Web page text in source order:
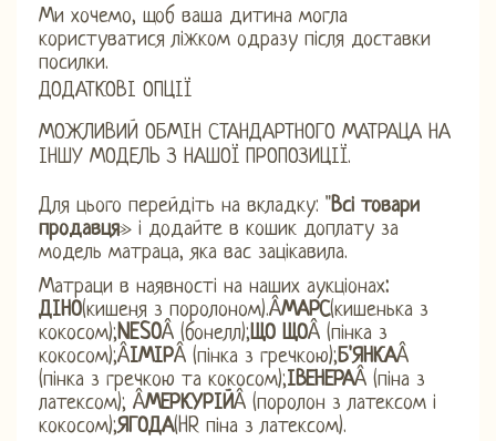
Ми хочемо, щоб ваша дитина могла
користуватися ліжком одразу після доставки
посилки.
ДОДАТКОВІ ОПЦІЇ
МОЖЛИВИЙ ОБМІН СТАНДАРТНОГО МАТРАЦА НА
ІНШУ МОДЕЛЬ З НАШОЇ ПРОПОЗИЦІЇ.
Для цього перейдіть на вкладку: "Всі товари
продавця» і додайте в кошик доплату за
модель матраца, яка вас зацікавила.
Матраци в наявності на наших аукціонах:
ДІНО(кишеня з поролоном).ÂМАРС(кишенька з
кокосом);NESOÂ (бонелл);ЩО ЩОÂ (пінка з
кокосом);ÂІМІРÂ (пінка з гречкою);Б'ЯНКАÂ
(пінка з гречкою та кокосом);ІВЕНЕРАÂ (піна з
латексом); ÂМЕРКУРІЙÂ (поролон з латексом і
кокосом);ЯГОДА(HR піна з латексом).